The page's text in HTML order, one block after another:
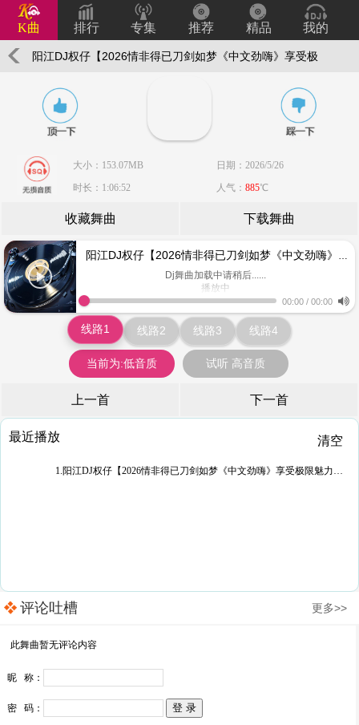
K曲 排行 专集 推荐 精品 我的
阳江DJ权仔【2026情非得已刀剑如梦《中文劲嗨》享受极
限魅力车载DJ大碟】
大小：153.07MB
日期：2026/5/26
时长：1:06:52
人气： 885℃
收藏舞曲 下载舞曲
阳江DJ权仔【2026情非得已刀剑如梦《中文劲嗨》享受极限魅力车载DJ大碟】
Dj舞曲加载中请稍后......
播放中
www.keiqu.com
00:00 / 00:00
线路1 线路2 线路3 线路4
当前为:低音质 试听 高音质
上一首 下一首
最近播放 清空
1.阳江DJ权仔【2026情非得已刀剑如梦《中文劲嗨》享受极限魅力车载DJ大碟】
评论吐槽 更多>>